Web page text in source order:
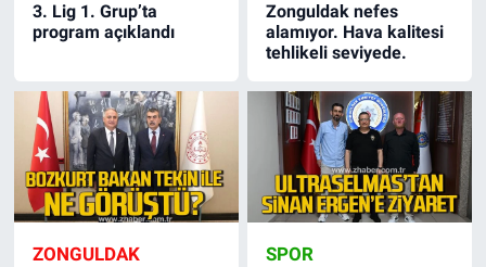
3. Lig 1. Grup’ta
program açıklandı
Zonguldak nefes
alamıyor. Hava kalitesi
tehlikeli seviyede.
ZONGULDAK SPOR